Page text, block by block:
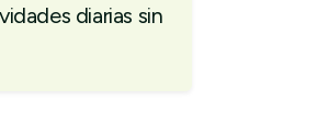
diarias sin